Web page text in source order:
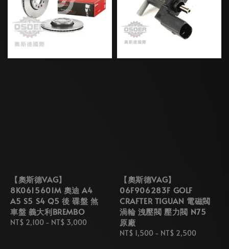
【奧斯德VAG】
8K0615601M 奧迪 A4
A5 S5 S4 Q5 後 碟盤 煞
車盤 義大利BREMBO
Regular
NT$ 2,100 - NT$ 3,000
【奧斯德VAG】
06F906283F GOLF
CRAFTER TIGUAN 電磁閥
渦輪 洩壓閥 壓力閥 N75
原廠
Regular
NT$ 1,500 - NT$ 2,500